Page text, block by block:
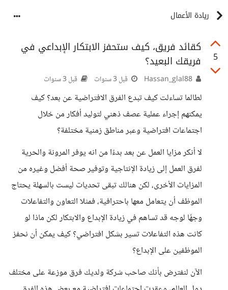
ريادة الأعمال
5
كقائد فريق، كيف ستحفز الابتكار الإبداعي في
فريقك البعيد؟
قبل 3 سنوات قبل 3 سنوات
لطالما تساءلت كيف تبدع الفرق الافتراضية عن بعد؟ كيف
يمكنهم إجراء عملية عصف ذهني لتوليد أفكار من خلال
اجتماعات افتراضية وعبر مناطق زمنية مختلفة؟
لا أنكر مزايا العمل عن بعد بدءًا من انه يوفر المرونة والحرية
لفرق العمل إلى زيادة الإنتاجية وتوفير صحة أفضل وغيره من
المزايات الأخرى، لكن هنالك تبقى تحديات ليست بالسهلة يحتاج
الموظف أن يتعامل معها باحترافية، فمثلا التعاون والتفاعلات
وجهًا لوجه قد تساهم في زيادة الإبداع والابتكار لكن ماذا لو
كانت هذه التفاعلات تسير بشكل افتراضي؟ كيف يمكن أن نحفز
الموظفين على الإبداع؟
الآن لنفترض بأنك صاحب شركة ولديك فرق موزعة على مختلف